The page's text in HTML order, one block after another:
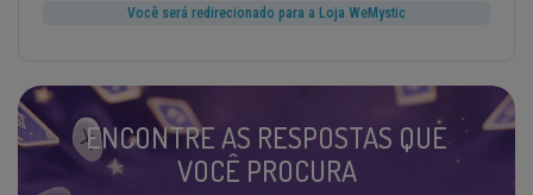
Você será redirecionado para a Loja WeMystic
ENCONTRE AS RESPOSTAS QUE
VOCÊ PROCURA